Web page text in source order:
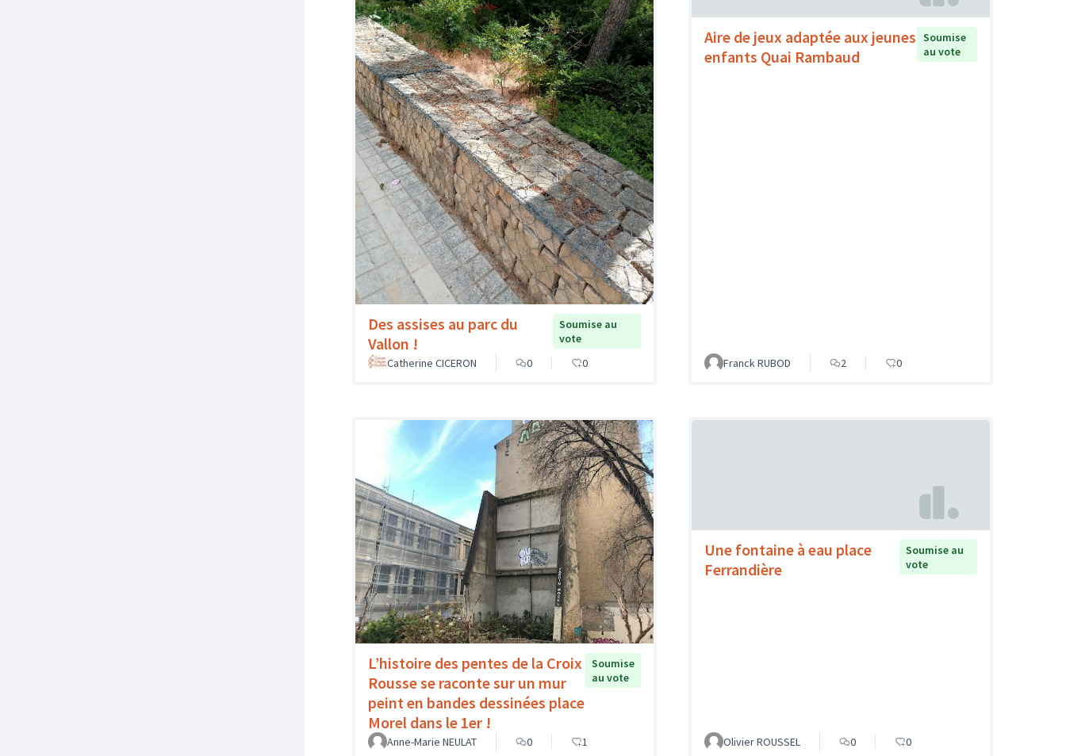
Des assises au parc du
Vallon !
Soumise au
vote
Catherine CICERON
0 0
Aire de jeux adaptée aux jeunes
enfants Quai Rambaud
Soumise
au vote
Franck RUBOD 2 0
L’histoire des pentes de la Croix
Rousse se raconte sur un mur
peint en bandes dessinées place
Morel dans le 1er !
Soumise
au vote
Anne-Marie NEULAT 0 1
Une fontaine à eau place
Ferrandière
Soumise au
vote
Olivier ROUSSEL 0 0